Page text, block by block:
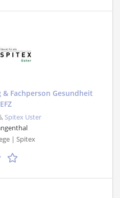
Fachperson Gesundheit
EFZ
Spitex Uster
| Spitex